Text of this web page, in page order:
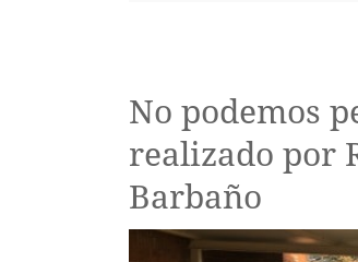
No podemos
realizado por
Barbaño